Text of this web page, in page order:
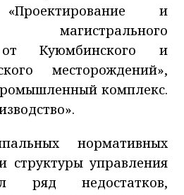
и
магистрального
от Куюмбинского и
месторождений»,
комплекс.
нормативных
структуры управления
ряд недостатков,